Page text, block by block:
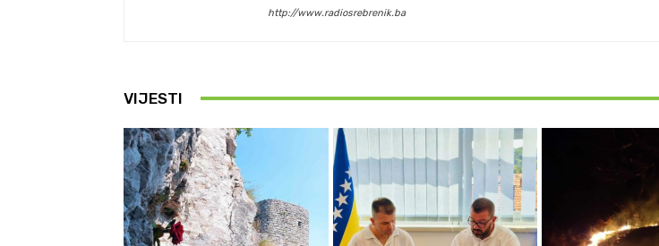
http://www.radiosrebrenik.ba
VIJESTI